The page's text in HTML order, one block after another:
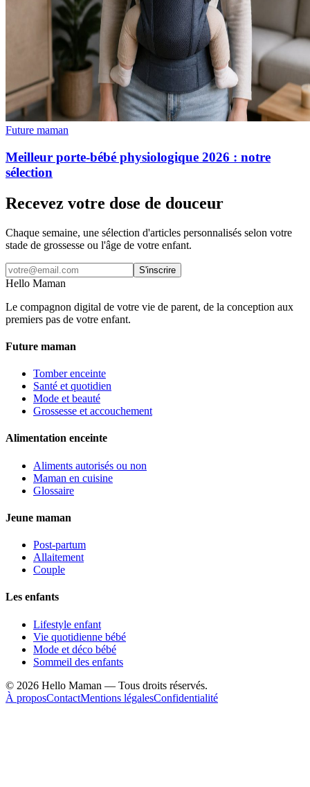
Future maman
Meilleur porte-bébé physiologique 2026 : notre
sélection
Recevez votre dose de douceur
Chaque semaine, une sélection d'articles personnalisés selon votre
stade de grossesse ou l'âge de votre enfant.
S'inscrire
Hello Maman
Le compagnon digital de votre vie de parent, de la conception aux
premiers pas de votre enfant.
Future maman
Tomber enceinte
Santé et quotidien
Mode et beauté
Grossesse et accouchement
Alimentation enceinte
Aliments autorisés ou non
Maman en cuisine
Glossaire
Jeune maman
Post-partum
Allaitement
Couple
Les enfants
Lifestyle enfant
Vie quotidienne bébé
Mode et déco bébé
Sommeil des enfants
© 2026 Hello Maman — Tous droits réservés.
À proposContactMentions légalesConfidentialité